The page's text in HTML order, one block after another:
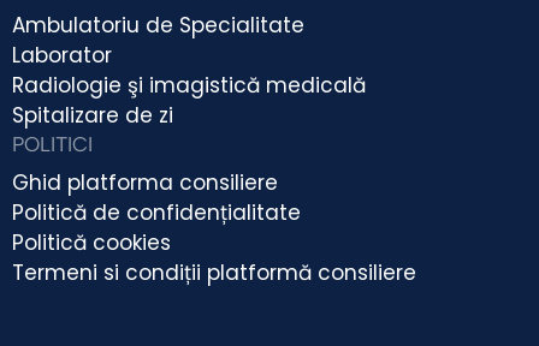
Ambulatoriu de Specialitate
Laborator
Radiologie şi imagistică medicală
Spitalizare de zi
POLITICI
Ghid platforma consiliere
Politică de confidențialitate
Politică cookies
Termeni si condiții platformă consiliere